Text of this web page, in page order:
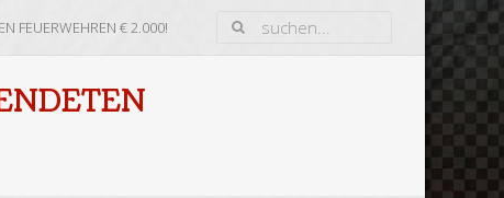
FEUERWEHREN € 2.000!